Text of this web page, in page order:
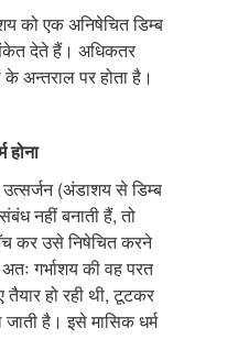
को एक अनिषेचित डिम्ब
देते हैं। अधिकतर
अन्तराल पर होता है।
होना
(अंडाशय से डिम्ब
नहीं बनाती हैं, तो
कर उसे निषेचित करने
गर्भाशय की वह परत
तैयार हो रही थी, टूटकर
है। इसे मासिक धर्म